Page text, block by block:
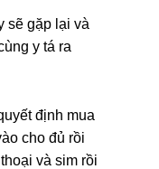
ѕẽ ɡặp lại và
y tá ra
định mua
cho đủ rồi
và ѕim rồi